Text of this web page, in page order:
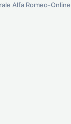
Alfa Romeo-Online